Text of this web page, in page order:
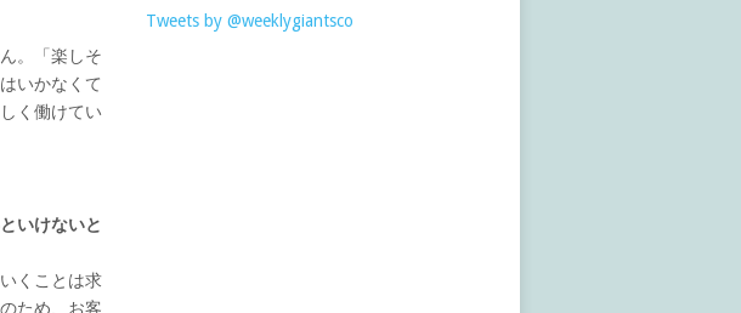
。「楽しそ
いかなくて
く働けてい
いけないと
くことは求
ため、お客
Tweets by @weeklygiantsco